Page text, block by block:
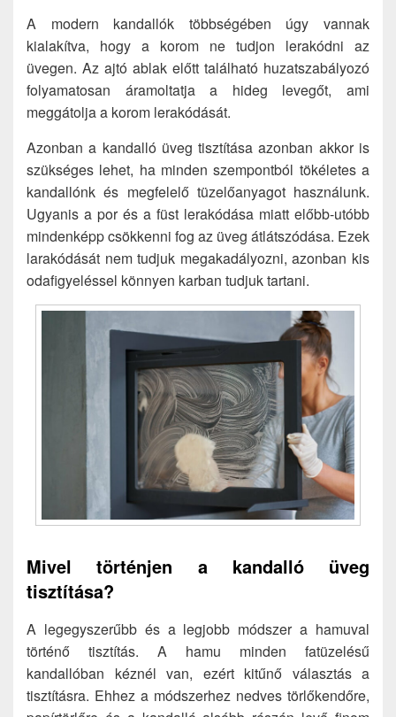
A modern kandallók többségében úgy vannak
kialakítva, hogy a korom ne tudjon lerakódni az
üvegen. Az ajtó ablak előtt található huzatszabályozó
folyamatosan áramoltatja a hideg levegőt, ami
meggátolja a korom lerakódását.
Azonban a kandalló üveg tisztítása azonban akkor is
szükséges lehet, ha minden szempontból tökéletes a
kandallónk és megfelelő tüzelőanyagot használunk.
Ugyanis a por és a füst lerakódása miatt előbb-utóbb
mindenképp csökkenni fog az üveg átlátszódása. Ezek
larakódását nem tudjuk megakadályozni, azonban kis
odafigyeléssel könnyen karban tudjuk tartani.
Mivel történjen a kandalló üveg
tisztítása?
A legegyszerűbb és a legjobb módszer a hamuval
történő tisztítás. A hamu minden fatüzelésű
kandallóban kéznél van, ezért kitűnő választás a
tisztításra. Ehhez a módszerhez nedves törlőkendőre,